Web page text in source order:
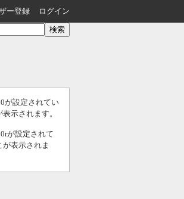
ー登録 ログイン
が設定されてい
示されます。
が設定されて
が表示されま